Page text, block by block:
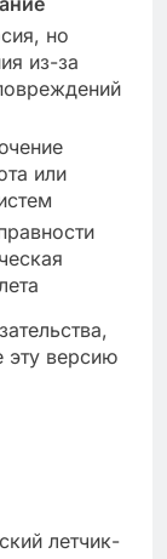
но
из-за
или
версию
летчик-